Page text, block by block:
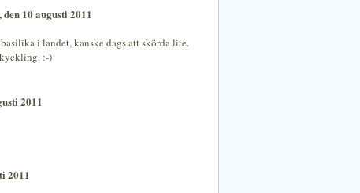
10 augusti 2011
i landet, kanske dags att skörda lite.
:-)
2011
2011